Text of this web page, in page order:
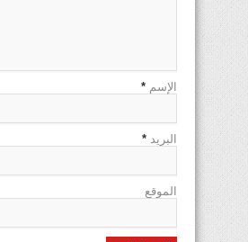
الإسم *
البريد *
الموقع